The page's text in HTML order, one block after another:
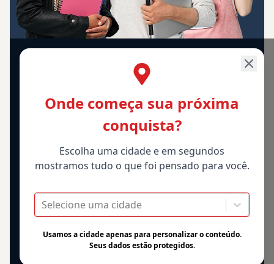
Onde começa sua próxima
conquista?
Escolha uma cidade e em segundos
mostramos tudo o que foi pensado para você.
Selecione uma cidade
Usamos a cidade apenas para personalizar o conteúdo.
Seus dados estão protegidos.